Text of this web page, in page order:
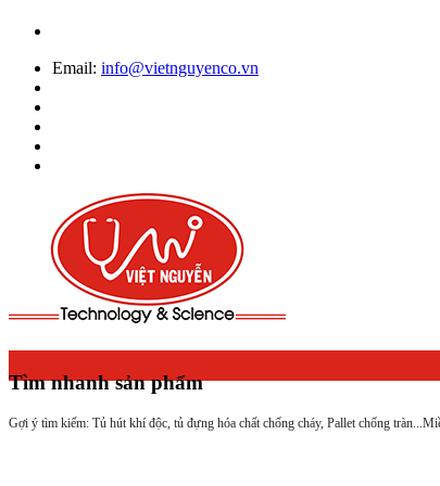
Email: info@vietnguyenco.vn
Tìm nhanh sản phẩm
Gợi ý tìm kiếm: Tủ hút khí độc, tủ đựng hóa chất chống cháy, Pallet chống tràn...